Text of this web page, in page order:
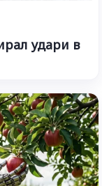
удари в